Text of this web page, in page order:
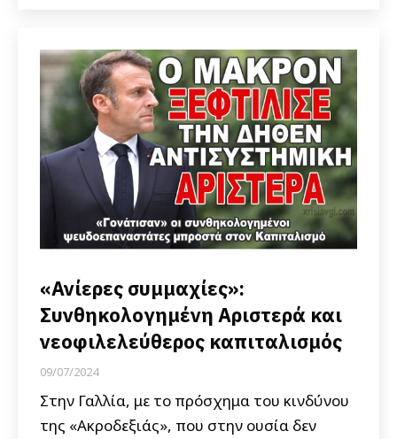
«Ανίερες συμμαχίες»:
Συνθηκολογημένη Αριστερά και
νεοφιλελεύθερος καπιταλισμός
09/07/2024
Στην Γαλλία, με το πρόσχημα του κινδύνου
της «Ακροδεξιάς», που στην ουσία δεν